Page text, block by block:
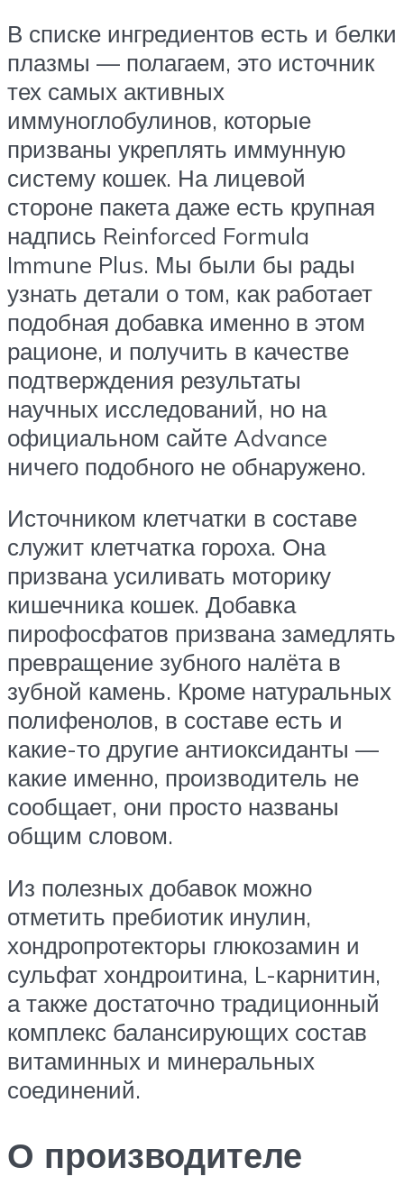
В списке ингредиентов есть и белки
плазмы — полагаем, это источник
тех самых активных
иммуноглобулинов, которые
призваны укреплять иммунную
систему кошек. На лицевой
стороне пакета даже есть крупная
надпись Reinforced Formula
Immune Plus. Мы были бы рады
узнать детали о том, как работает
подобная добавка именно в этом
рационе, и получить в качестве
подтверждения результаты
научных исследований, но на
официальном сайте Advance
ничего подобного не обнаружено.
Источником клетчатки в составе
служит клетчатка гороха. Она
призвана усиливать моторику
кишечника кошек. Добавка
пирофосфатов призвана замедлять
превращение зубного налёта в
зубной камень. Кроме натуральных
полифенолов, в составе есть и
какие-то другие антиоксиданты —
какие именно, производитель не
сообщает, они просто названы
общим словом.
Из полезных добавок можно
отметить пребиотик инулин,
хондропротекторы глюкозамин и
сульфат хондроитина, L-карнитин,
а также достаточно традиционный
комплекс балансирующих состав
витаминных и минеральных
соединений.
О производителе